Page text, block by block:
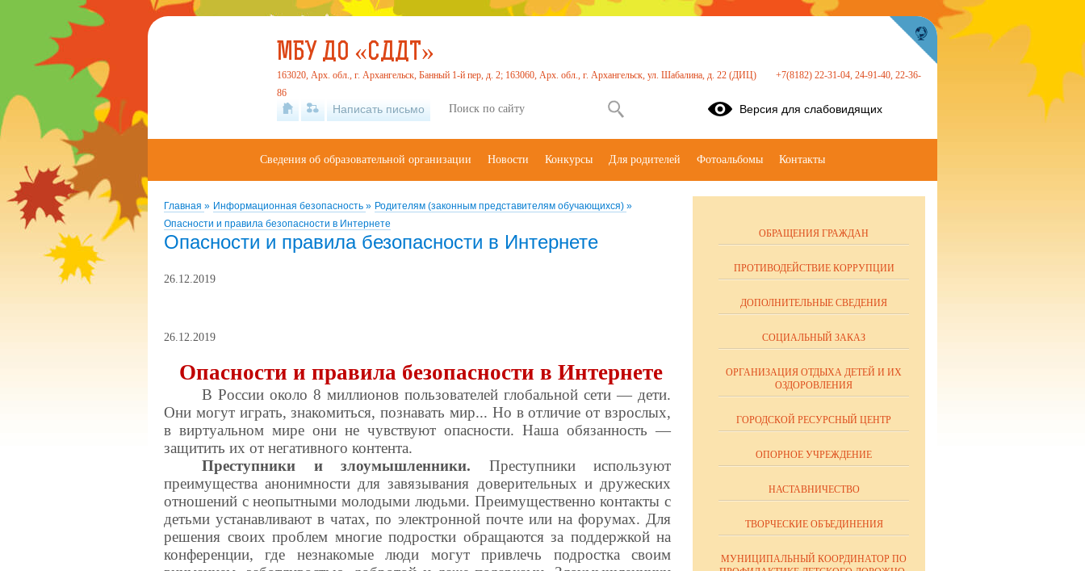
Главная » Информационная безопасность » Родителям (законным представителям обучающихся) »
Опасности и правила безопасности в Интернете
Опасности и правила безопасности в Интернете
26.12.2019
26.12.2019
Опасности и правила безопасности в Интернете
В России около 8 миллионов пользователей глобальной сети — дети.
Они могут играть, знакомиться, познавать мир... Но в отличие от взрослых,
в виртуальном мире они не чувствуют опасности. Наша обязанность —
защитить их от негативного контента.
Преступники и злоумышленники. Преступники используют
преимущества анонимности для завязывания доверительных и дружеских
отношений с неопытными молодыми людьми. Преимущественно контакты с
детьми устанавливают в чатах, по электронной почте или на форумах. Для
решения своих проблем многие подростки обращаются за поддержкой на
конференции, где незнакомые люди могут привлечь подростка своим
ОБРАЩЕНИЯ ГРАЖДАН
ПРОТИВОДЕЙСТВИЕ КОРРУПЦИИ
ДОПОЛНИТЕЛЬНЫЕ СВЕДЕНИЯ
СОЦИАЛЬНЫЙ ЗАКАЗ
ОРГАНИЗАЦИЯ ОТДЫХА ДЕТЕЙ И ИХ
ОЗДОРОВЛЕНИЯ
ГОРОДСКОЙ РЕСУРСНЫЙ ЦЕНТР
ОПОРНОЕ УЧРЕЖДЕНИЕ
НАСТАВНИЧЕСТВО
ТВОРЧЕСКИЕ ОБЪЕДИНЕНИЯ
МУНИЦИПАЛЬНЫЙ КООРДИНАТОР ПО
МБУ ДО «СДДТ»
163020, Арх. обл., г. Архангельск, Банный 1-й пер, д. 2; 163060, Арх. обл., г. Архангельск, ул. Шабалина, д. 22 (ДИЦ)
+7(8182) 22-31-04, 24-91-40, 22-36-
86
Написать письмо Версия для слабовидящих
Сведения об образовательной организации Новости Конкурсы Для родителей Фотоальбомы Контакты